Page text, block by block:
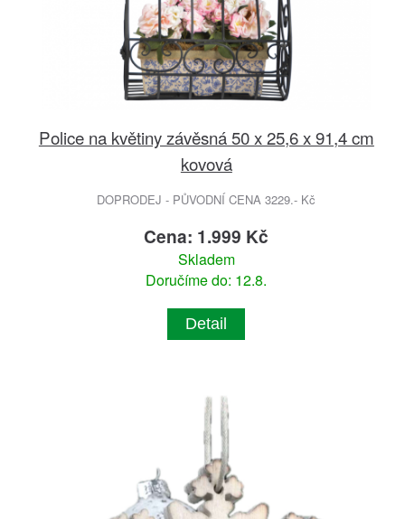
Police na květiny závěsná 50 x 25,6 x 91,4 cm
kovová
DOPRODEJ - PŮVODNÍ CENA 3229.- Kč
Cena: 1.999 Kč
Skladem
Doručíme do: 12.8.
Detail